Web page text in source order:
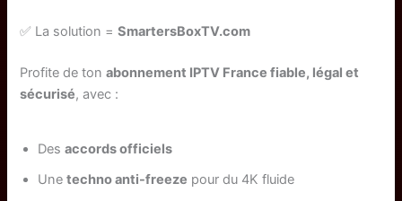
✅ La solution =SmartersBoxTV.com
Profite de tonabonnement IPTV France fiable, légal et
sécurisé, avec :
Desaccords officiels
Unetechno anti-freeze pour du 4K fluide